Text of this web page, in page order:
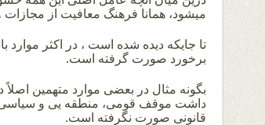
میشود، همانا فرهنگ معافیت از
تا جایکه دیده شده است ، در اکثر موارد
برخورد صورت گرفته است.
بگونه مثال در بعضی موارد متهمین اصلاً
داشت موقف قومی، منطقه یی و سیاسی
قانونی صورت نگرفته است.